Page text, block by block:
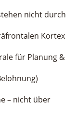
nicht durch
Kortex
für Planung &
– nicht über